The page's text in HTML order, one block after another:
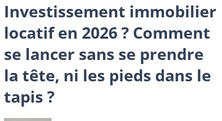
Investissement immobilier
locatif en 2026 ? Comment
se lancer sans se prendre
la tête, ni les pieds dans le
tapis ?